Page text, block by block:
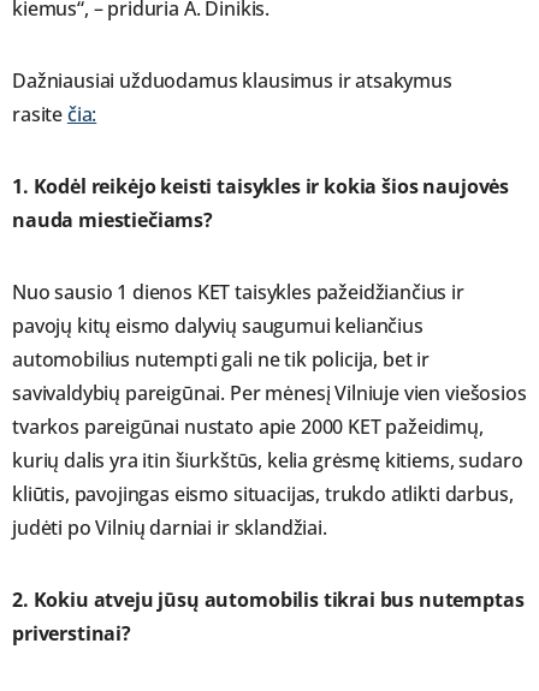
kiemus“, – priduria A. Dinikis.
Dažniausiai užduodamus klausimus ir atsakymus
rasitečia:
1. Kodėl reikėjo keisti taisykles ir kokia šios naujovės
nauda miestiečiams?
Nuo sausio 1 dienos KET taisykles pažeidžiančius ir
pavojų kitų eismo dalyvių saugumui keliančius
automobilius nutempti gali ne tik policija, bet ir
savivaldybių pareigūnai. Per mėnesį Vilniuje vien viešosios
tvarkos pareigūnai nustato apie 2000 KET pažeidimų,
kurių dalis yra itin šiurkštūs, kelia grėsmę kitiems, sudaro
kliūtis, pavojingas eismo situacijas, trukdo atlikti darbus,
judėti po Vilnių darniai ir sklandžiai.
2. Kokiu atveju jūsų automobilis tikrai bus nutemptas
priverstinai?